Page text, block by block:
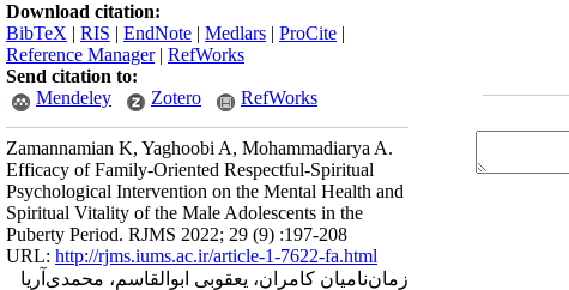
Download citation:
BibTeX | RIS | EndNote | Medlars | ProCite |
Reference Manager| RefWorks
Send citation to:
Mendeley
Zotero RefWorks
Zamannamian K, Yaghoobi A, Mohammadiarya A.
Efficacy of Family-Oriented Respectful-Spiritual
Psychological Intervention on the Mental Health and
Spiritual Vitality of the Male Adolescents in the
Puberty Period. RJMS 2022; 29 (9) :197-208
URL: http://rjms.iums.ac.ir/article-1-7622-fa.html
زمان‌نامیان کامران، یعقوبی ابوالقاسم، محمدی‌آریا